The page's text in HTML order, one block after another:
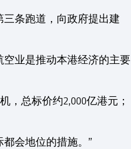
条跑道，向政府提出建
业是推动本港经济的主要
，总标价约2,000亿港元；
会地位的措施。”